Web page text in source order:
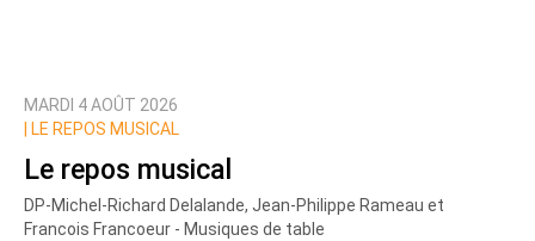
MARDI 4 AOÛT 2026
LE REPOS MUSICAL
Le repos musical
DP-Michel-Richard Delalande, Jean-Philippe Rameau et
Francois Francoeur - Musiques de table